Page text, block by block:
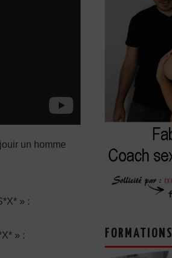
un homme
» :
» :
FORMATIONS